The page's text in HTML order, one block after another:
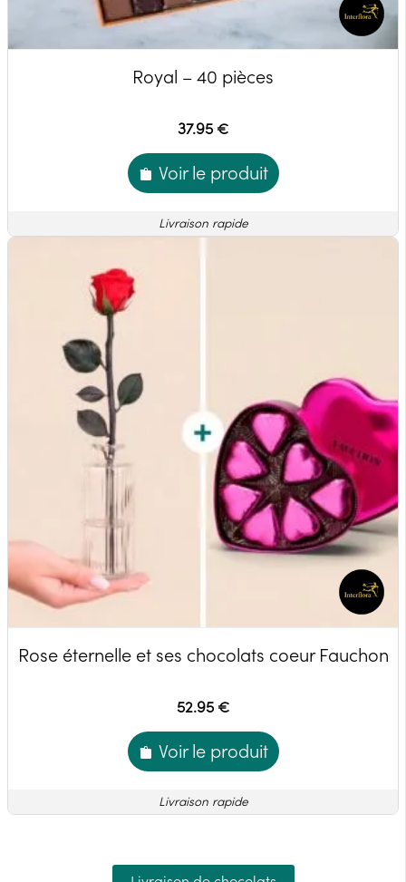
Royal – 40 pièces
37.95 €
Voir le produit
Livraison rapide
Rose éternelle et ses chocolats coeur Fauchon
52.95 €
Voir le produit
Livraison rapide